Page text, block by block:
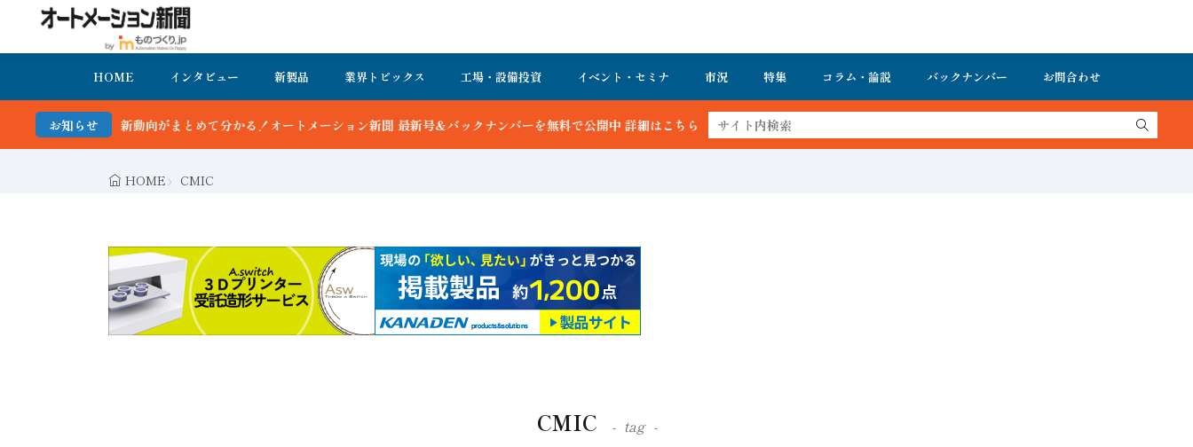
HOME インタビュー 新製品 業界トピックス 工場・設備投資 イベント・セミナ 市況 特集 コラム・論説 バックナンバー お問合わせ
お知らせ
動向がまとめて分かる！オートメーション新聞 最新号＆バックナンバーを無料で公開中 詳細はこちら
HOME CMIC
CMIC tag